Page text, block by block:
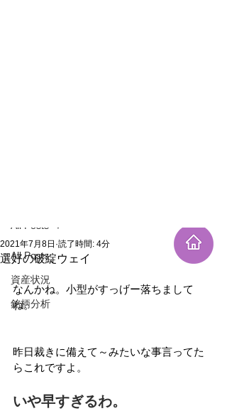
All Posts
資産状況
銘柄分析
All Posts
選好の破綻ウェイ
2021年7月8日 読了時間: 4分
なんかね。小型がすっげー落ちまして
ね。
昨日裁きに備えて～みたいな事言ってた
らこれですよ。
いや早すぎるわ。